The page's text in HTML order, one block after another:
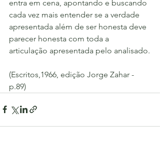
entra em cena, apontando e buscando
cada vez mais entender se a verdade
apresentada além de ser honesta deve
parecer honesta com toda a
articulação apresentada pelo analisado.
(Escritos,1966, edição Jorge Zahar -
p.89)